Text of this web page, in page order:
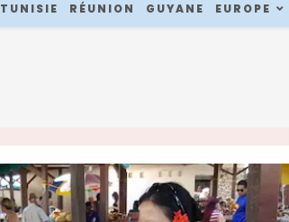
TUNISIE RÉUNION GUYANE EUROPE